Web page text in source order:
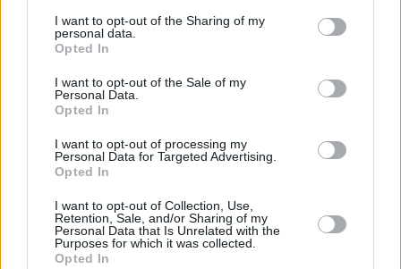
I want to opt-out of the Sharing of my
personal data.
Opted In
I want to opt-out of the Sale of my
Personal Data.
Opted In
I want to opt-out of processing my
Personal Data for Targeted Advertising.
Opted In
I want to opt-out of Collection, Use,
Retention, Sale, and/or Sharing of my
Personal Data that Is Unrelated with the
Purposes for which it was collected.
Opted In
Charlize Theron: Η νέα εμφάνισή
της θολώνει τα όρια ανάμεσα στο
menswear και το womenswear